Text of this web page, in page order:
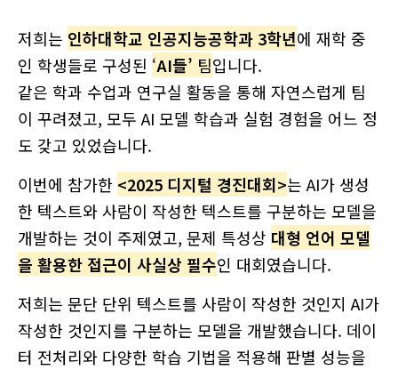
저희는 인하대학교 인공지능공학과 3학년에 재학 중
인 학생들로 구성된 ‘AI들’ 팀입니다.
같은 학과 수업과 연구실 활동을 통해 자연스럽게 팀
이 꾸려졌고, 모두 AI 모델 학습과 실험 경험을 어느 정
도 갖고 있었습니다.
이번에 참가한 <2025 디지털 경진대회>는 AI가 생성
한 텍스트와 사람이 작성한 텍스트를 구분하는 모델을
개발하는 것이 주제였고, 문제 특성상 대형 언어 모델
을 활용한 접근이 사실상 필수인 대회였습니다.
저희는 문단 단위 텍스트를 사람이 작성한 것인지 AI가
작성한 것인지를 구분하는 모델을 개발했습니다. 데이
터 전처리와 다양한 학습 기법을 적용해 판별 성능을